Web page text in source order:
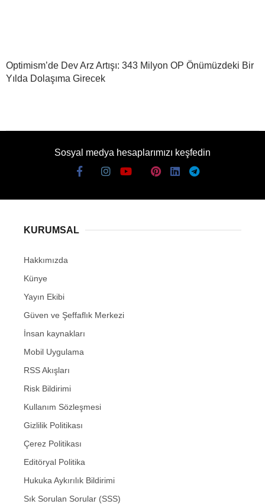
Optimism’de Dev Arz Artışı: 343 Milyon OP Önümüzdeki Bir
Yılda Dolaşıma Girecek
Sosyal medya hesaplarımızı keşfedin
KURUMSAL
Hakkımızda
Künye
Yayın Ekibi
Güven ve Şeffaflık Merkezi
İnsan kaynakları
Mobil Uygulama
RSS Akışları
Risk Bildirimi
Kullanım Sözleşmesi
Gizlilik Politikası
Çerez Politikası
Editöryal Politika
Hukuka Aykırılık Bildirimi
Sık Sorulan Sorular (SSS)